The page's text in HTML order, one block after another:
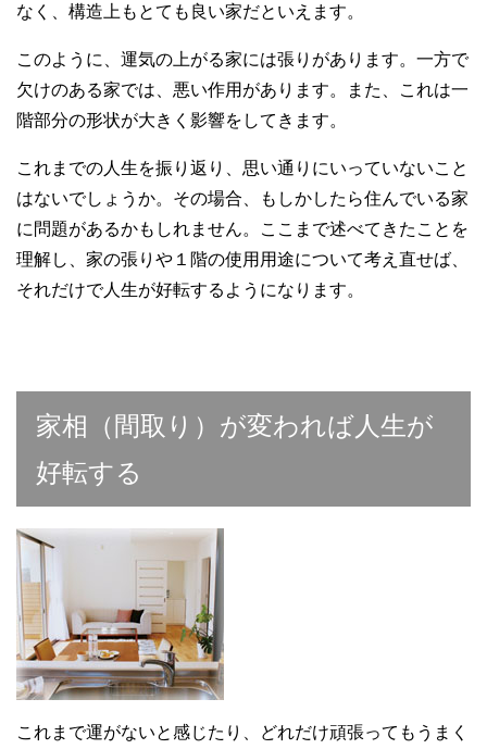
なく、構造上もとても良い家だといえます。
このように、運気の上がる家には張りがあります。一方で
欠けのある家では、悪い作用があります。また、これは一
階部分の形状が大きく影響をしてきます。
これまでの人生を振り返り、思い通りにいっていないこと
はないでしょうか。その場合、もしかしたら住んでいる家
に問題があるかもしれません。ここまで述べてきたことを
理解し、家の張りや１階の使用用途について考え直せば、
それだけで人生が好転するようになります。
家相（間取り）が変われば人生が
好転する
これまで運がないと感じたり、どれだけ頑張ってもうまく